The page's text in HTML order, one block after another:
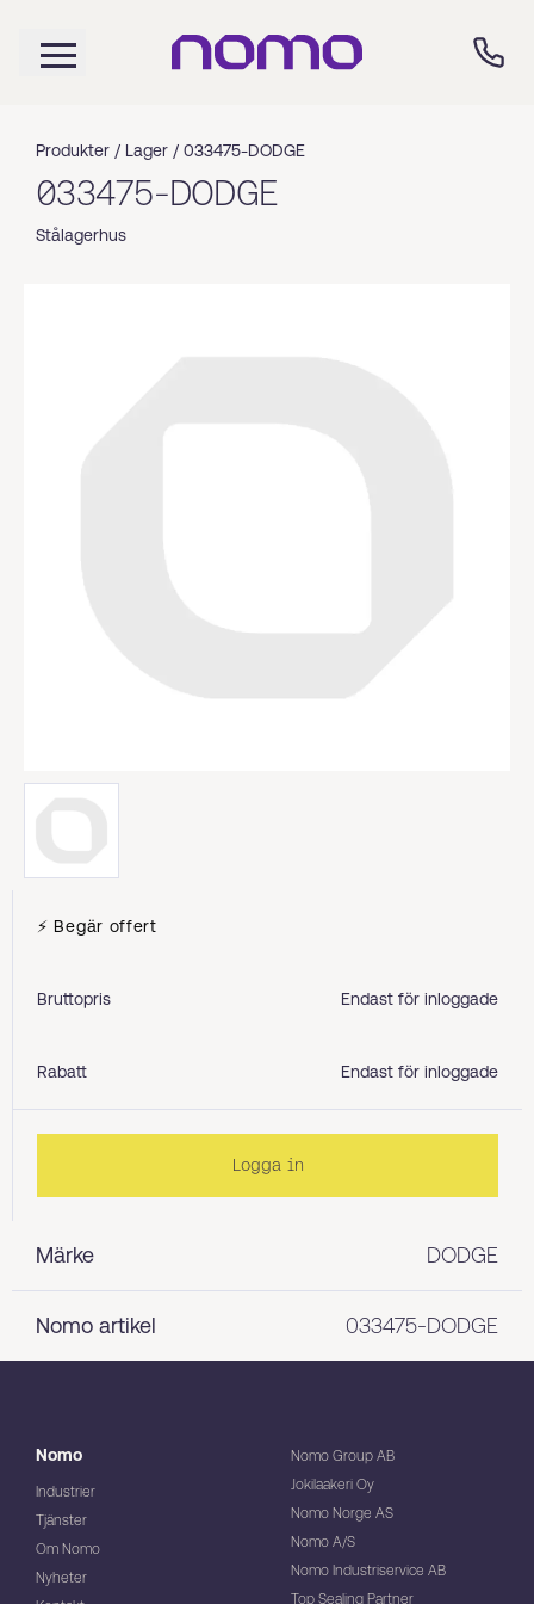
Produkter / Lager / 033475-DODGE
033475-DODGE
Stålagerhus
Märke DODGE
Nomo artikel 033475-DODGE
⚡ Begär offert
Bruttopris Endast för inloggade
Rabatt Endast för inloggade
Logga in
Nomo
Industrier
Tjänster
Om Nomo
Nyheter
Nomo Group AB
Jokilaakeri Oy
Nomo Norge AS
Nomo A/S
Nomo Industriservice AB
Top Sealing Partner